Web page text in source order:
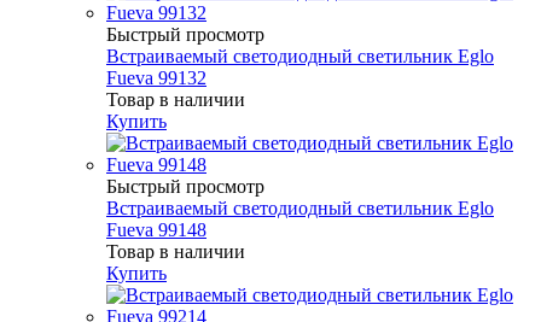
Быстрый просмотр
Встраиваемый светодиодный светильник Eglo
Fueva 99132
Товар в наличии
Купить
Быстрый просмотр
Встраиваемый светодиодный светильник Eglo
Fueva 99148
Товар в наличии
Купить